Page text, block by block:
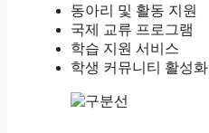
동아리 및 활동 지원
국제 교류 프로그램
학습 지원 서비스
학생 커뮤니티 활성화